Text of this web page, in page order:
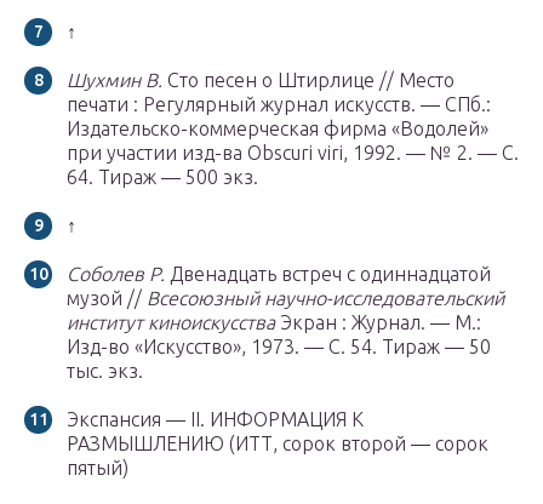
↑
Шухмин В. Сто песен о Штирлице // Место
печати : Регулярный журнал искусств. — СПб.:
Издательско-коммерческая фирма «Водолей»
при участии изд-ва Obscuri viri, 1992. — № 2. — С.
64. Тираж — 500 экз.
↑
Соболев Р. Двенадцать встреч с одиннадцатой
музой // Всесоюзный научно-исследовательский
институт киноискусстваЭкран : Журнал. — М.:
Изд-во «Искусство», 1973. — С. 54. Тираж — 50
тыс. экз.
Экспансия — II. ИНФОРМАЦИЯ К
РАЗМЫШЛЕНИЮ (ИТТ, сорок второй — сорок
пятый)